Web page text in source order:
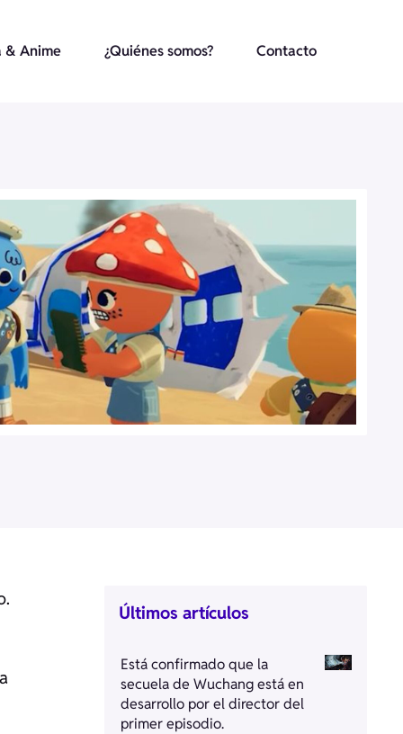
& Anime ¿Quiénes somos? Contacto
Últimos artículos
Está confirmado que la
secuela de Wuchang está en
desarrollo por el director del
primer episodio.